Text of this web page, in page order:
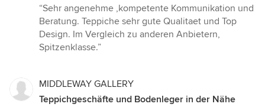
Bewertung:
5
von
5
“Sehr angenehme ,kompetente Kommunikation und
Beratung. Teppiche sehr gute Qualitaet und Top
Design. Im Vergleich zu anderen Anbietern,
Spitzenklasse.”
MIDDLEWAY GALLERY
Teppichgeschäfte und Bodenleger in der Nähe